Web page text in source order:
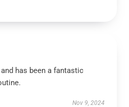
has been a fantastic
Nov 9, 2024